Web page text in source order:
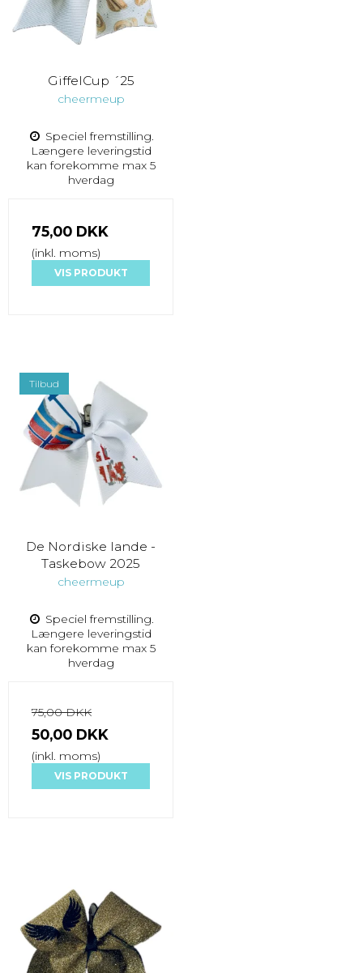
GiffelCup ´25
cheermeup
Speciel fremstilling.
Længere leveringstid
kan forekomme max 5
hverdag
75,00 DKK
(inkl. moms)
VIS PRODUKT
Tilbud
De Nordiske lande -
Taskebow 2025
cheermeup
Speciel fremstilling.
Længere leveringstid
kan forekomme max 5
hverdag
75,00 DKK
50,00 DKK
(inkl. moms)
VIS PRODUKT